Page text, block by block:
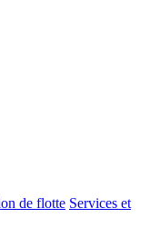
de flotte Services et